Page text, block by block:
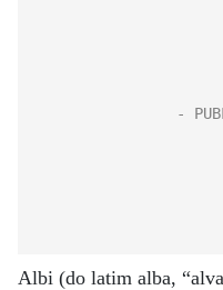
Albi (do latim alba,